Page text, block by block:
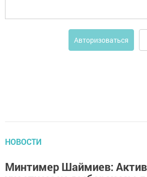
Авторизоваться
НОВОСТИ
Минтимер Шаймиев: